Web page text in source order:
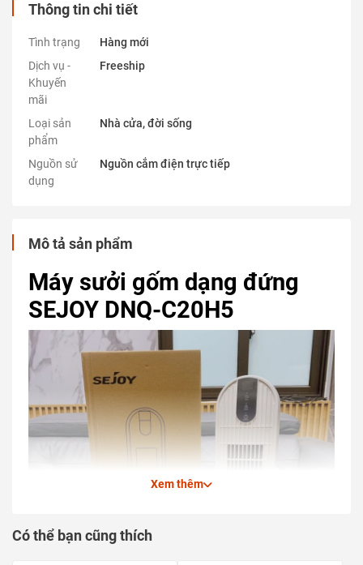
Thông tin chi tiết
Tình trạng
Hàng mới
Dịch vụ -
Khuyến
mãi
Freeship
Loại sản
phẩm
Nhà cửa, đời sống
Nguồn sử
dụng
Nguồn cắm điện trực tiếp
Mô tả sản phẩm
Máy sưởi gốm dạng đứng
SEJOY DNQ-C20H5
Xem thêm
Có thể bạn cũng thích